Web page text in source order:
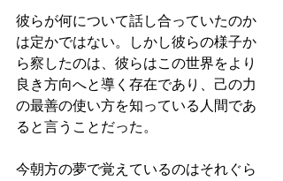
彼らが何について話し合っていたのか
は定かではない。しかし彼らの様子か
ら察したのは、彼らはこの世界をより
良き方向へと導く存在であり、己の力
の最善の使い方を知っている人間であ
ると言うことだった。
今朝方の夢で覚えているのはそれぐら